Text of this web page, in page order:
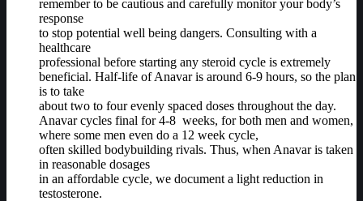
remember to be cautious and carefully monitor your body’s
response
to stop potential well being dangers. Consulting with a
healthcare
professional before starting any steroid cycle is extremely
beneficial. Half-life of Anavar is around 6-9 hours, so the plan
is to take
about two to four evenly spaced doses throughout the day.
Anavar cycles final for 4-8 weeks, for both men and women,
where some men even do a 12 week cycle,
often skilled bodybuilding rivals. Thus, when Anavar is taken
in reasonable dosages
in an affordable cycle, we document a light reduction in
testosterone.